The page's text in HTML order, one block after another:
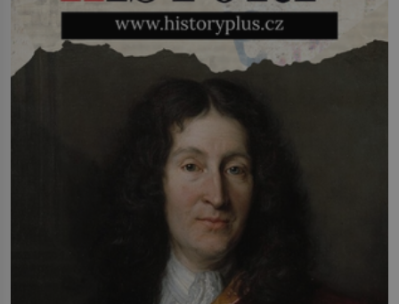
říct, že je to přírodní […]